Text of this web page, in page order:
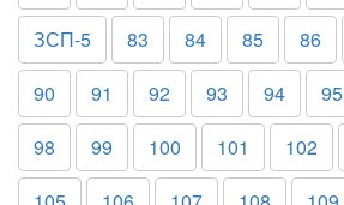
ЗСП-5
83 84 85 86
90
91 92 93 94 95
98
99 100 101 102